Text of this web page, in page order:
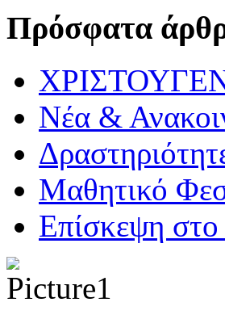
Πρόσφατα
Νέα &
Μαθητικό
Επίσκεψη